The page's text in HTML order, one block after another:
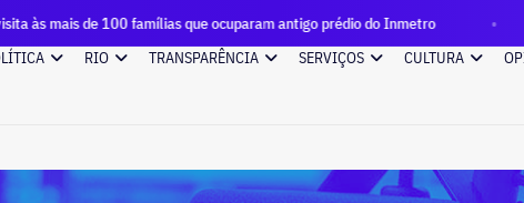
famílias que ocuparam antigo prédio do Inmetro
Quase R$
RIO TRANSPARÊNCIA SERVIÇOS CULTURA